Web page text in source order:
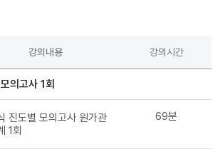
강의내용 강의시간
의고사 1회
진도별 모의고사 원가관
1회
69분